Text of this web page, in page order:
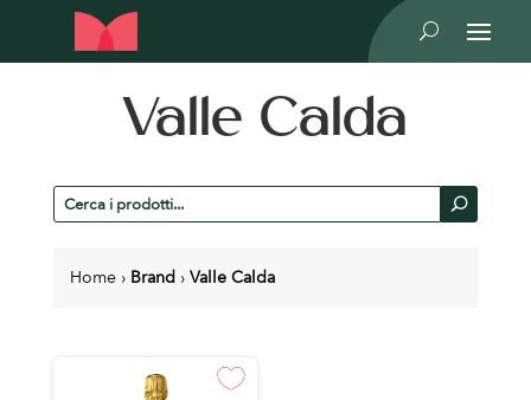
U
Valle Calda
Cerca
prodotti
U
Home › Brand › Valle Calda